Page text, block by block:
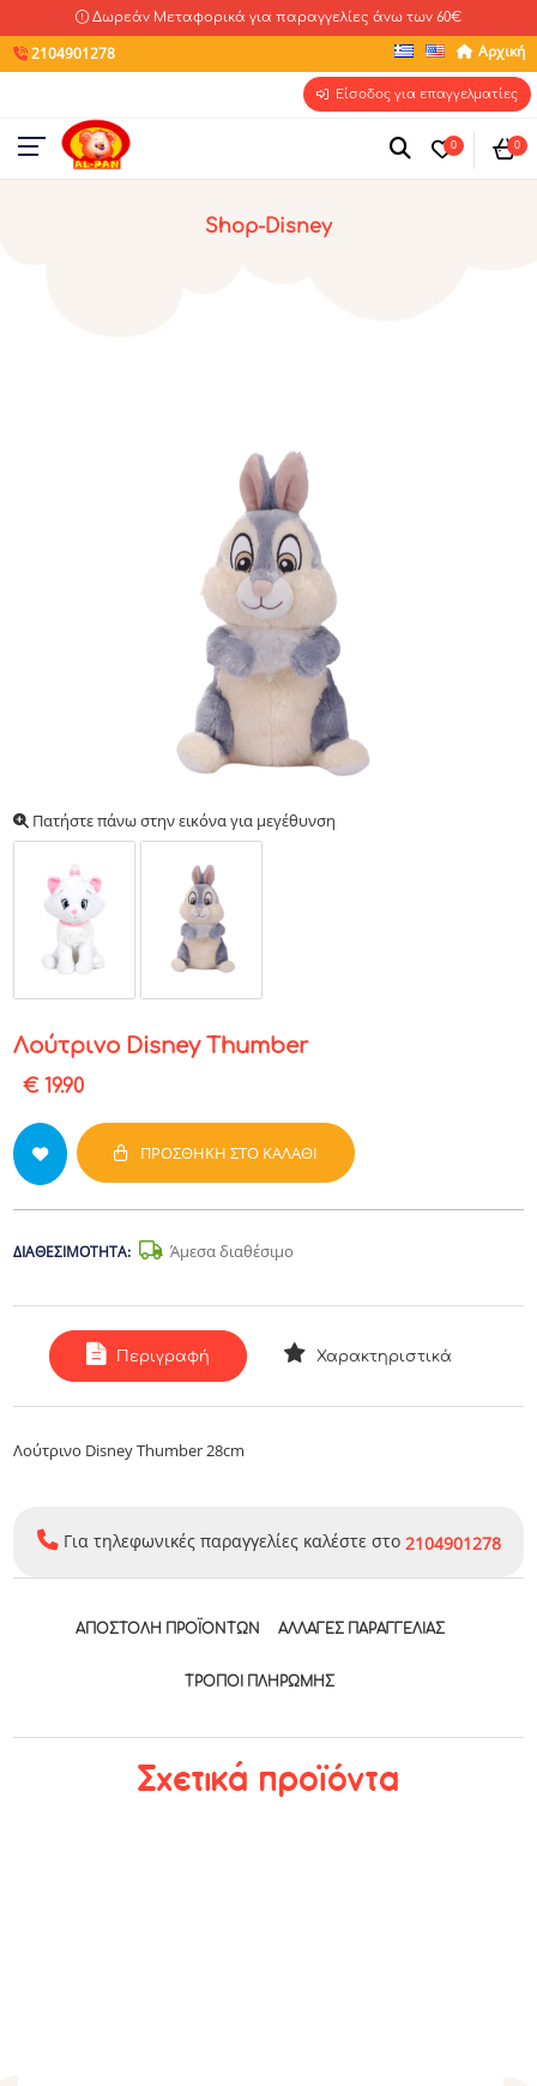
Δωρεάν Μεταφορικά για παραγγελίες άνω των 60€
Είσοδος για επαγγελματίες
2104901278 Αρχική
0 0
Shop-Disney
Πατήστε πάνω στην εικόνα για μεγέθυνση
Λούτρινο Disney Thumber
€ 19.90
ΠΡΟΣΘΉΚΗ ΣΤΟ ΚΑΛΆΘΙ
ΔΙΑΘΕΣΙΜΌΤΗΤΑ: Άμεσα διαθέσιμο
Περιγραφή Χαρακτηριστικά
Λούτρινο Disney Thumber 28cm
Για τηλεφωνικές παραγγελίες καλέστε στο 2104901278
ΑΠΟΣΤΟΛΉ ΠΡΟΪΌΝΤΩΝ ΑΛΛΑΓΈΣ ΠΑΡΑΓΓΕΛΊΑΣ
ΤΡΟΠΟΙ ΠΛΗΡΩΜΉΣ
Σχετικά προϊόντα